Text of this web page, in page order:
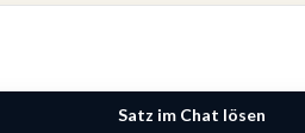
Satz im Chat lösen